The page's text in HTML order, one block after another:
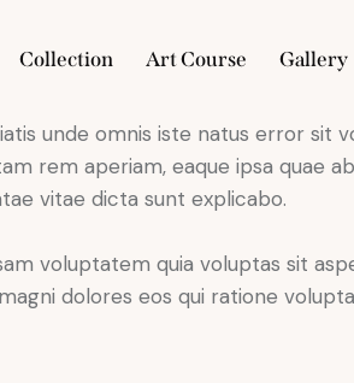
Collection Art Course Gallery
Collection Art Course
unde omnis iste natus error sit
rem aperiam, eaque ipsa quae
vitae dicta sunt explicabo.
voluptatem quia voluptas sit
dolores eos qui ratione